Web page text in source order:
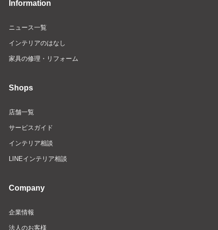
Information
ニュース一覧
インテリアのはなし
家具の修理・リフォーム
Shops
店舗一覧
サービスガイド
インテリア相談
LINEインテリア相談
Company
企業情報
法人のお客様